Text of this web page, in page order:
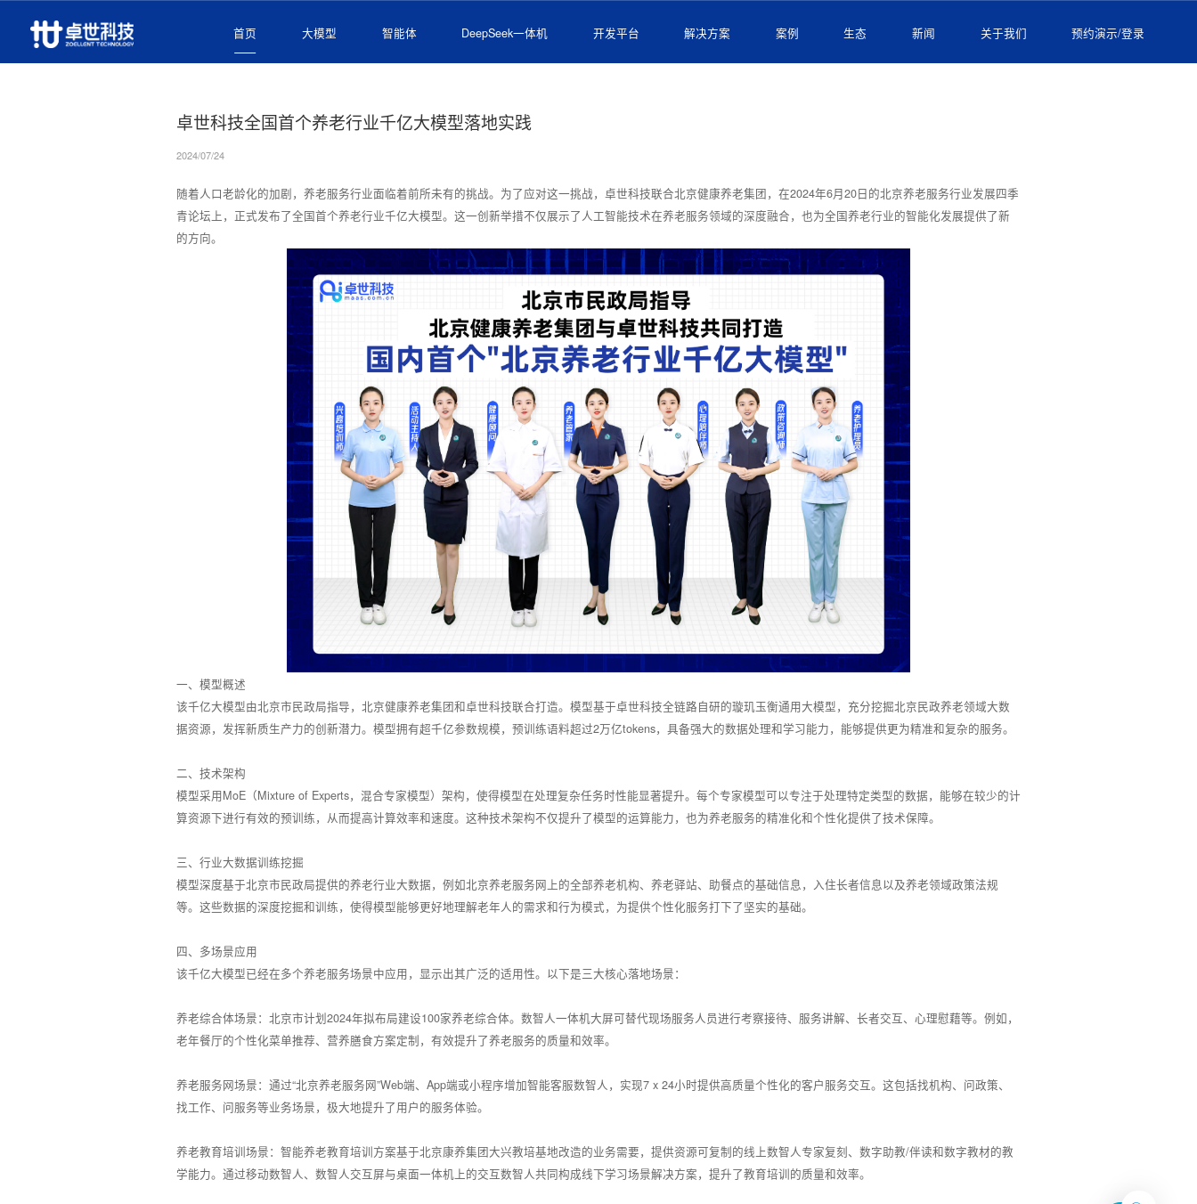
首页 大模型 智能体 DeepSeek一体机 开发平台 解决方案 案例 生态 新闻 关于我们 预约演示/登录
公司新闻 公司新闻
卓世科技全国首个养老行业千亿大模型落地实践
2024/07/24
随着人口老龄化的加剧，养老服务行业面临着前所未有的挑战。为了应对这一挑战，卓世科技联合北京健康养老集团，在2024年6月20日的北京养老服务行业发展四季
青论坛上，正式发布了全国首个养老行业千亿大模型。这一创新举措不仅展示了人工智能技术在养老服务领域的深度融合，也为全国养老行业的智能化发展提供了新
的方向。
一、模型概述
该千亿大模型由北京市民政局指导，北京健康养老集团和卓世科技联合打造。模型基于卓世科技全链路自研的璇玑玉衡通用大模型，充分挖掘北京民政养老领域大数
据资源，发挥新质生产力的创新潜力。模型拥有超千亿参数规模，预训练语料超过2万亿tokens，具备强大的数据处理和学习能力，能够提供更为精准和复杂的服务。
二、技术架构
模型采用MoE（Mixture of Experts，混合专家模型）架构，使得模型在处理复杂任务时性能显著提升。每个专家模型可以专注于处理特定类型的数据，能够在较少的计
算资源下进行有效的预训练，从而提高计算效率和速度。这种技术架构不仅提升了模型的运算能力，也为养老服务的精准化和个性化提供了技术保障。
三、行业大数据训练挖掘
模型深度基于北京市民政局提供的养老行业大数据，例如北京养老服务网上的全部养老机构、养老驿站、助餐点的基础信息，入住长者信息以及养老领域政策法规
等。这些数据的深度挖掘和训练，使得模型能够更好地理解老年人的需求和行为模式，为提供个性化服务打下了坚实的基础。
四、多场景应用
该千亿大模型已经在多个养老服务场景中应用，显示出其广泛的适用性。以下是三大核心落地场景：
养老综合体场景：北京市计划2024年拟布局建设100家养老综合体。数智人一体机大屏可替代现场服务人员进行考察接待、服务讲解、长者交互、心理慰藉等。例如，
老年餐厅的个性化菜单推荐、营养膳食方案定制，有效提升了养老服务的质量和效率。
养老服务网场景：通过“北京养老服务网”Web端、App端或小程序增加智能客服数智人，实现7 x 24小时提供高质量个性化的客户服务交互。这包括找机构、问政策、
找工作、问服务等业务场景，极大地提升了用户的服务体验。
养老教育培训场景：智能养老教育培训方案基于北京康养集团大兴教培基地改造的业务需要，提供资源可复制的线上数智人专家复刻、数字助教/伴读和数字教材的教
学能力。通过移动数智人、数智人交互屏与桌面一体机上的交互数智人共同构成线下学习场景解决方案，提升了教育培训的质量和效率。